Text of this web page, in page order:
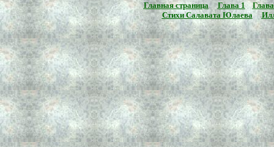
Главная страница Глава 1
Стихи Салавата Юлаева